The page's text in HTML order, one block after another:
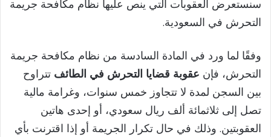
سنستعرض العقوبات التي ينص عليها نظام مكافحة جريمة
التحرش في السعودية.
وفقًا لما ورد في المادة السادسة من نظام مكافحة جريمة
التحرش، فإن عقوبة قضايا التحرش في الطائف تتراوح
بين السجن لمدة لا تتجاوز خمس سنوات، وغرامة مالية
تصل إلى ثلاثمائة ألف ريال سعودي، أو إحدى هاتين
العقوبتين. وذلك في حال تكرار الجريمة أو إذا اقترنت بأي